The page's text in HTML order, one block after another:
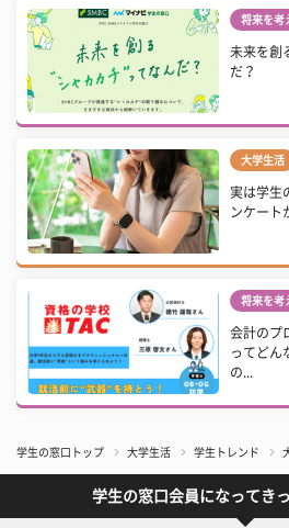
将来を考
未来を創
だ？
大学生活
実は学生
ンケート
将来を考
会計のプ
ってどん
の...
学生の窓口トップ 大学生活 学生トレンド
学生の窓口会員になってき